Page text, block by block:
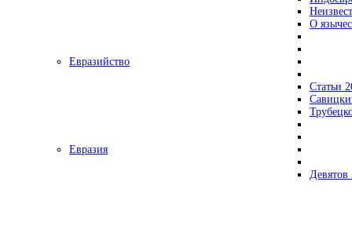
О
Евразийство
Статьи
Евразия